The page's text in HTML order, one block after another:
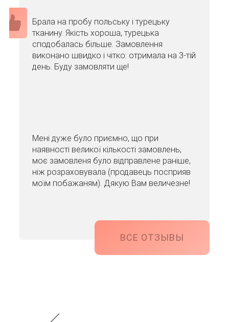
Брала на пробу польську і турецьку
тканину. Якість хороша, турецька
сподобалась більше. Замовлення
виконано швидко і чітко: отримала на 3-тій
день. Буду замовляти ще!
Мені дуже було приємно, що при
наявності великої кількості замовлень,
моє замовленя було відправлене раніше,
ніж розраховувала (продавець посприяв
моїм побажаням). Дякую Вам величезне!
ВСЕ ОТЗЫВЫ